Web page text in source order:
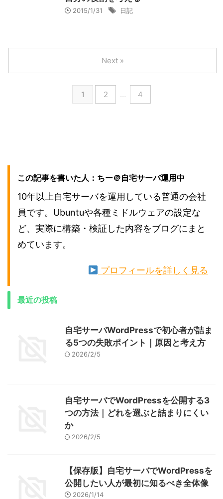
2015/1/31 日記
1 2 … 4
Next »
この記事を書いた人：ちー＠自宅サーバ運用中
10年以上自宅サーバを運用している普通の会社
員です。Ubuntuや各種ミドルウェアの設定な
ど、実際に構築・検証した内容をブログにまと
めています。
プロフィールを詳しく見る
最近の投稿
自宅サーバWordPressで初心者が詰ま
る5つの失敗ポイント｜原因と考え方
2026/2/5
自宅サーバでWordPressを公開する3
つの方法｜どれを選ぶと詰まりにくい
か
2026/2/5
【保存版】自宅サーバでWordPressを
公開したい人が最初に知るべき全体像
2026/1/14